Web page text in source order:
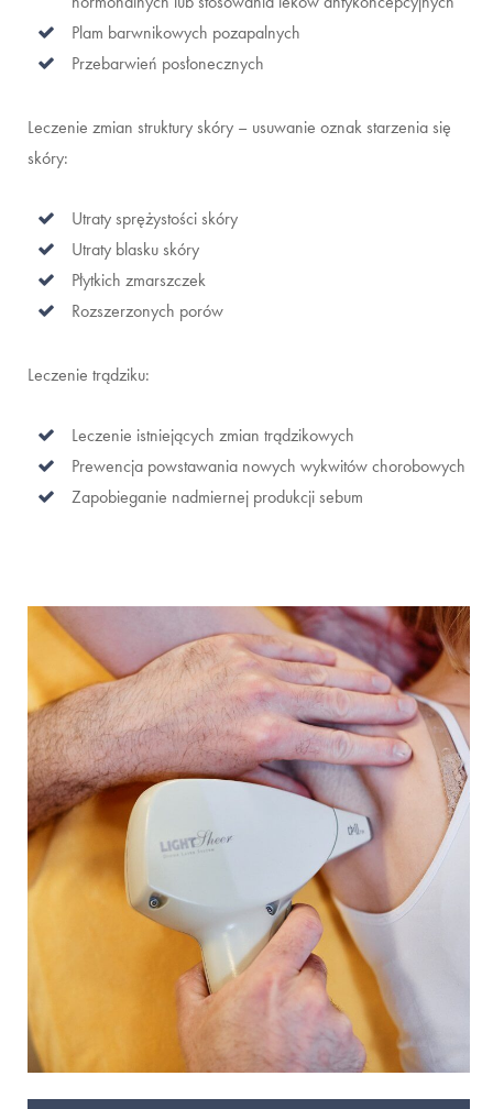
Plam barwnikowych pozapalnych
Przebarwień posłonecznych
Leczenie zmian struktury skóry – usuwanie oznak starzenia się
skóry:
Utraty sprężystości skóry
Utraty blasku skóry
Płytkich zmarszczek
Rozszerzonych porów
Leczenie trądziku:
Leczenie istniejących zmian trądzikowych
Prewencja powstawania nowych wykwitów chorobowych
Zapobieganie nadmiernej produkcji sebum